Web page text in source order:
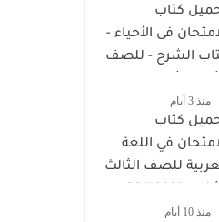
كتاب
فى الأحياء -
الشرح - للصف
منذ 3 أيام
كتاب
في اللغة
للصف الثالث
الأسئلةمنذ 10 أيام